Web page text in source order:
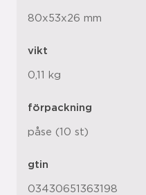
80x53x26 mm
vikt
0,11 kg
förpackning
påse (10 st)
gtin
03430651363198